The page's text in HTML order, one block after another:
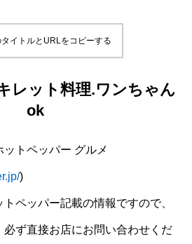
イトルとURLをコピーする
レット料理.ワンちゃん
ok
トペッパー グルメ
)
ペッパー記載の情報ですので、
ず直接お店にお問い合わせくだ